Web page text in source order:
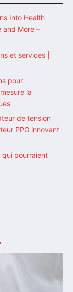
Into Health
and More –
et services |
pour
la
de tension
PPG innovant
qui pourraient